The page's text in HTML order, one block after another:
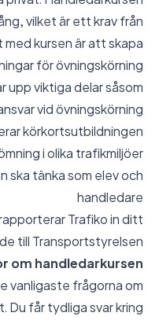
vilket är ett krav från
kursen är att skapa
för övningskörning.
upp viktiga delar såsom:
vid övningskörning
körkortsutbildningen
i olika trafikmiljöer
ska tänka som elev och
handledare
Trafiko in ditt
till Transportstyrelsen.
om handledarkursen
vanligaste frågorna om
Du får tydliga svar kring